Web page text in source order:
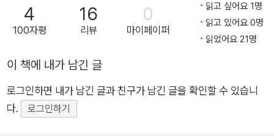
공 달을 포함한 《들개왕》 속 동물 캐릭터들은 인간 사회에 속하
기를 적극적으로 거절하며, 자연을 거침없이 누비는 모습을 보여
간을 파고드는 마지막 장면은 독자에게 큰 울림을 선사한다. 달은
개를 마당에 묶어 놓고 키우는 시골집에서 태어났다. 엄마와 형제
자매 모두 인간이 주는 밥과 안전한 보금자리를 최우선으로 생각
하지만, 달만은 아빠가 말하는 ‘들개왕’과 ‘집 밖 세상’에 호기심
4
100자평
16
리뷰
0
마이페이퍼
읽고 싶어요 1명
읽고 있어요 0명
읽었어요 21명
이 책에 내가 남긴 글
로그인하면 내가 남긴 글과 친구가 남긴 글을 확인할 수 있습니
다.
로그인하기